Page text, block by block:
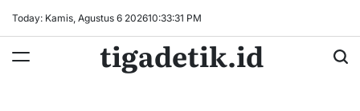
Today: Kamis, Agustus 6 202610:33:32 PM
tigadetik.id